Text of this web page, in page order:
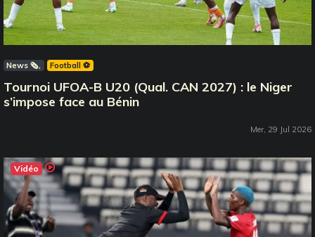
News 🗞️ Football ⚽️
Tournoi UFOA-B U20 (Qual. CAN 2027) : le Niger
s’impose face au Bénin
Mer, 29 Jul 2026
Vidéo